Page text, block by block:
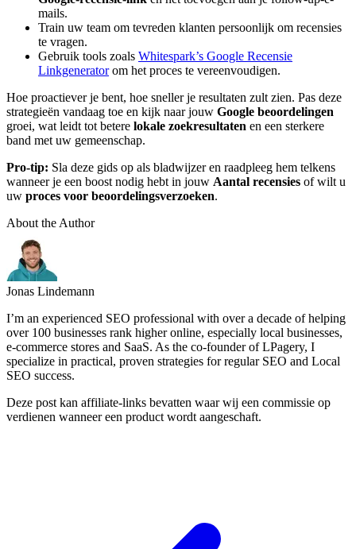
mails.
Train uw team om tevreden klanten persoonlijk om recensies
te vragen.
Gebruik tools zoals Whitespark’s Google Recensie
Linkgeneratorom het proces te vereenvoudigen.
Hoe proactiever je bent, hoe sneller je resultaten zult zien. Pas deze
strategieën vandaag toe en kijk naar jouw Google beoordelingen
groei, wat leidt tot betere lokale zoekresultaten en een sterkere
band met uw gemeenschap.
Pro-tip: Sla deze gids op als bladwijzer en raadpleeg hem telkens
wanneer je een boost nodig hebt in jouw Aantal recensies of wilt u
uw proces voor beoordelingsverzoeken.
About the Author
Jonas Lindemann
I’m an experienced SEO professional with over a decade of helping
over 100 businesses rank higher online, especially local businesses,
e-commerce stores and SaaS. As the co-founder of LPagery, I
specialize in practical, proven strategies for regular SEO and Local
SEO success.
Deze post kan affiliate-links bevatten waar wij een commissie op
verdienen wanneer een product wordt aangeschaft.